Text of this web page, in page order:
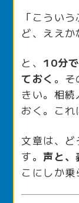
「こうい
ど、ええか
と、 10分
ておく 。
きい。相
おく。これ
文章は、
す。声と、
こにしか乗